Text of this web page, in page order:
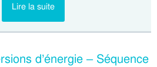
Lire la suite
d’énergie – Séquence